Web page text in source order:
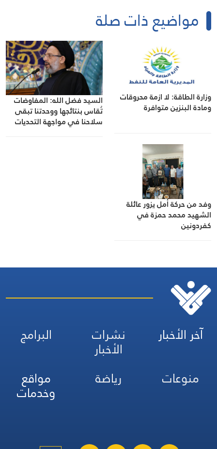
مواضيع ذات صلة
وزارة الطاقة: لا ازمة محروقات
ومادة البنزين متوافرة
السيد فضل الله: المفاوضات
تُقاس بنتائجها ووحدتنا تبقى
سلاحنا في مواجهة التحديات
وفد من حركة أمل يزور عائلة
الشهيد محمد حمزة في
كفردونين
آخر الأخبار نشرات
الأخبار
البرامج
منوعات
رياضة مواقع
وخدمات